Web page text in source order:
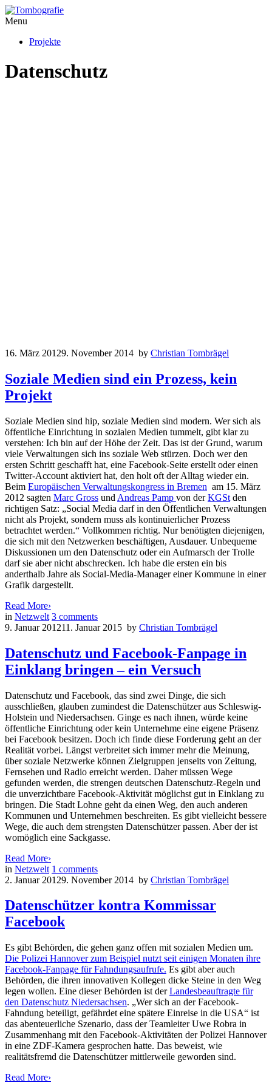
Menu
Projekte
Datenschutz
16. März 20129. November 2014 by Christian Tombrägel
Soziale Medien sind ein Prozess, kein
Projekt
Soziale Medien sind hip, soziale Medien sind modern. Wer sich als
öffentliche Einrichtung in sozialen Medien tummelt, gibt klar zu
verstehen: Ich bin auf der Höhe der Zeit. Das ist der Grund, warum
viele Verwaltungen sich ins soziale Web stürzen. Doch wer den
ersten Schritt geschafft hat, eine Facebook-Seite erstellt oder einen
Twitter-Account aktiviert hat, den holt oft der Alltag wieder ein.
Beim Europäischen Verwaltungskongress in Bremen am 15. März
2012 sagten Marc Gross und Andreas Pamp von derKGSt den
richtigen Satz: „Social Media darf in den Öffentlichen Verwaltungen
nicht als Projekt, sondern muss als kontinuierlicher Prozess
betrachtet werden.“ Vollkommen richtig. Nur benötigten diejenigen,
die sich mit den Netzwerken beschäftigen, Ausdauer. Unbequeme
Diskussionen um den Datenschutz oder ein Aufmarsch der Trolle
darf sie aber nicht abschrecken. Ich habe die ersten ein bis
anderthalb Jahre als Social-Media-Manager einer Kommune in einer
Grafik dargestellt.
Read More›
in Netzwelt 3 comments
9. Januar 201211. Januar 2015 by Christian Tombrägel
Datenschutz und Facebook-Fanpage in
Einklang bringen – ein Versuch
Datenschutz und Facebook, das sind zwei Dinge, die sich
ausschließen, glauben zumindest die Datenschützer aus Schleswig-
Holstein und Niedersachsen. Ginge es nach ihnen, würde keine
öffentliche Einrichtung oder kein Unternehme eine eigene Präsenz
bei Facebook besitzen. Doch ich finde diese Forderung geht an der
Realität vorbei. Längst verbreitet sich immer mehr die Meinung,
über soziale Netzwerke können Zielgruppen jenseits von Zeitung,
Fernsehen und Radio erreicht werden. Daher müssen Wege
gefunden werden, die strengen deutschen Datenschutz-Regeln und
die unverzichtbare Facebook-Aktivität möglichst gut in Einklang zu
bringen. Die Stadt Lohne geht da einen Weg, den auch anderen
Kommunen und Unternehmen beschreiten. Es gibt vielleicht bessere
Wege, die auch dem strengsten Datenschützer passen. Aber der ist
womöglich eine Sackgasse.
Read More›
in Netzwelt 1 comments
2. Januar 20129. November 2014 by Christian Tombrägel
Datenschützer kontra Kommissar
Facebook
Es gibt Behörden, die gehen ganz offen mit sozialen Medien um.
Die Polizei Hannover zum Beispiel nutzt seit einigen Monaten ihre
Facebook-Fanpage für Fahndungsaufrufe. Es gibt aber auch
Behörden, die ihren innovativen Kollegen dicke Steine in den Weg
legen wollen. Eine dieser Behörden ist derLandesbeauftragte für
den Datenschutz Niedersachsen. „Wer sich an der Facebook-
Fahndung beteiligt, gefährdet eine spätere Einreise in die USA“ ist
das abenteuerliche Szenario, dass der Teamleiter Uwe Robra in
Zusammenhang mit den Facebook-Aktivitäten der Polizei Hannover
in eine ZDF-Kamera gesprochen hatte. Das beweist, wie
realitätsfremd die Datenschützer mittlerweile geworden sind.
Read More›